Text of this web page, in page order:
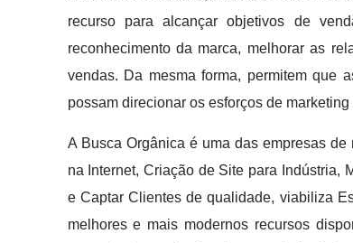
recurso para alcançar objetivos de
reconhecimento da marca, melhorar as
vendas. Da mesma forma, permitem que
possam direcionar os esforços de
A Busca Orgânica é uma das empresas
na Internet, Criação de Site para Indústria,
e Captar Clientes de qualidade, viabiliza
melhores e mais modernos recursos